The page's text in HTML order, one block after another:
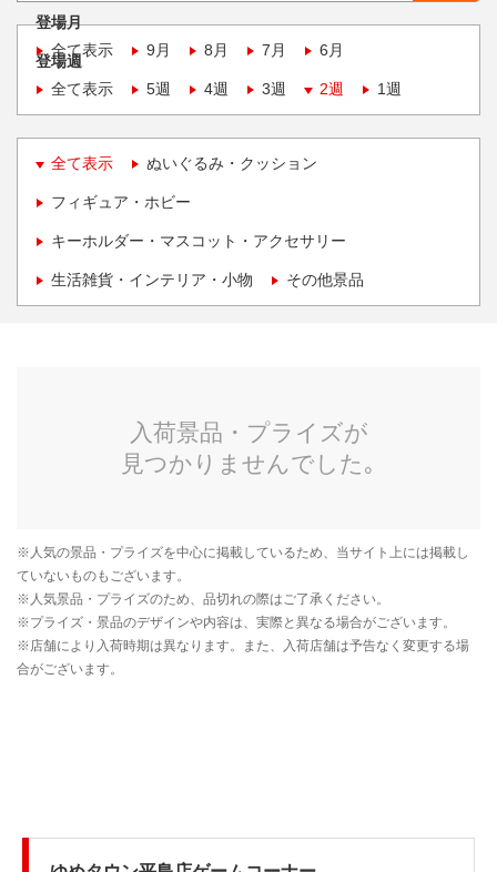
登場月
全て表示
9月 8月 7月 6月
登場週
全て表示
5週 4週 3週 2週 1週
全て表示 ぬいぐるみ・クッション
フィギュア・ホビー
キーホルダー・マスコット・アクセサリー
生活雑貨・インテリア・小物 その他景品